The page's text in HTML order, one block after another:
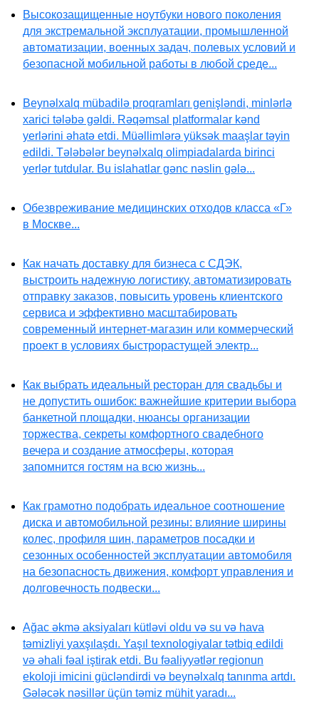
Высокозащищенные ноутбуки нового поколения
для экстремальной эксплуатации, промышленной
автоматизации, военных задач, полевых условий и
безопасной мобильной работы в любой среде...
Beynəlxalq mübadilə proqramları genişləndi, minlərlə
xarici tələbə gəldi. Rəqəmsal platformalar kənd
yerlərini əhatə etdi. Müəllimlərə yüksək maaşlar təyin
edildi. Tələbələr beynəlxalq olimpiadalarda birinci
yerlər tutdular. Bu islahatlar gənc nəslin gələ...
Обезвреживание медицинских отходов класса «Г»
в Москве...
Как начать доставку для бизнеса с СДЭК,
выстроить надежную логистику, автоматизировать
отправку заказов, повысить уровень клиентского
сервиса и эффективно масштабировать
современный интернет-магазин или коммерческий
проект в условиях быстрорастущей электр...
Как выбрать идеальный ресторан для свадьбы и
не допустить ошибок: важнейшие критерии выбора
банкетной площадки, нюансы организации
торжества, секреты комфортного свадебного
вечера и создание атмосферы, которая
запомнится гостям на всю жизнь...
Как грамотно подобрать идеальное соотношение
диска и автомобильной резины: влияние ширины
колес, профиля шин, параметров посадки и
сезонных особенностей эксплуатации автомобиля
на безопасность движения, комфорт управления и
долговечность подвески...
Ağac əkmə aksiyaları kütləvi oldu və su və hava
təmizliyi yaxşılaşdı. Yaşıl texnologiyalar tətbiq edildi
və əhali fəal iştirak etdi. Bu fəaliyyətlər regionun
ekoloji imicini gücləndirdi və beynəlxalq tanınma artdı.
Gələcək nəsillər üçün təmiz mühit yaradı...